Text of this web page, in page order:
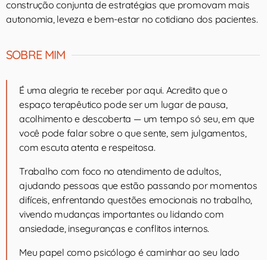
construção conjunta de estratégias que promovam mais
autonomia, leveza e bem-estar no cotidiano dos pacientes.
SOBRE MIM
É uma alegria te receber por aqui. Acredito que o
espaço terapêutico pode ser um lugar de pausa,
acolhimento e descoberta — um tempo só seu, em que
você pode falar sobre o que sente, sem julgamentos,
com escuta atenta e respeitosa.
Trabalho com foco no atendimento de adultos,
ajudando pessoas que estão passando por momentos
difíceis, enfrentando questões emocionais no trabalho,
vivendo mudanças importantes ou lidando com
ansiedade, inseguranças e conflitos internos.
Meu papel como psicólogo é caminhar ao seu lado